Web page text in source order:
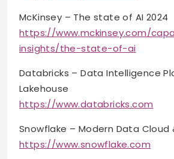
McKinsey – The state of AI 2024
https://www.mckinsey.com/
insights/the-state-of-ai
Databricks – Data Intelligence
Lakehouse
https://www.databricks.com
Snowflake – Modern Data Cloud
https://www.snowflake.com